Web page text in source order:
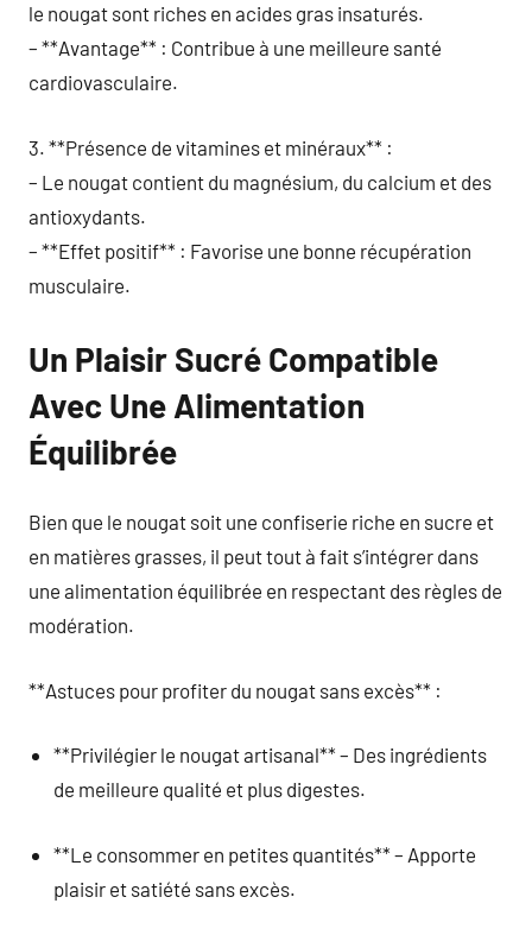
le nougat sont riches en acides gras insaturés.
– **Avantage** : Contribue à une meilleure santé
cardiovasculaire.
3. **Présence de vitamines et minéraux** :
– Le nougat contient du magnésium, du calcium et des
antioxydants.
– **Effet positif** : Favorise une bonne récupération
musculaire.
Un Plaisir Sucré Compatible
Avec Une Alimentation
Équilibrée
Bien que le nougat soit une confiserie riche en sucre et
en matières grasses, il peut tout à fait s’intégrer dans
une alimentation équilibrée en respectant des règles de
modération.
**Astuces pour profiter du nougat sans excès** :
**Privilégier le nougat artisanal** – Des ingrédients
de meilleure qualité et plus digestes.
**Le consommer en petites quantités** – Apporte
plaisir et satiété sans excès.